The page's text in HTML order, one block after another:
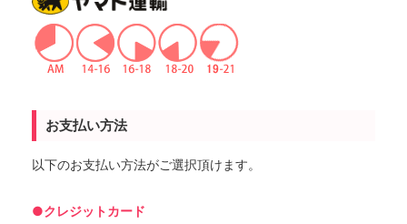
お支払い方法
以下のお支払い方法がご選択頂けます。
●クレジットカード